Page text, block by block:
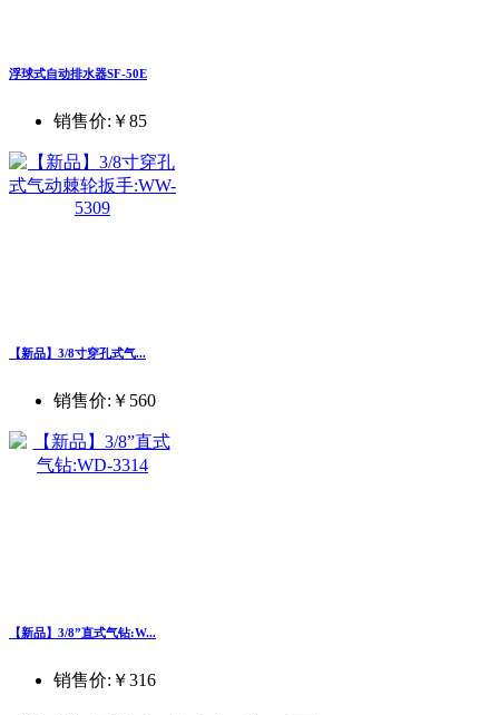
浮球式自动排水器SF-50E
销售价: ￥85
【新品】3/8寸穿孔式气...
销售价: ￥560
【新品】3/8”直式气钻:W...
销售价: ￥316